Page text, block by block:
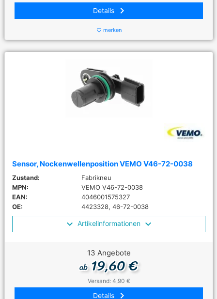
Details keyboard_arrow_right
favorite_border merken
Sensor, Nockenwellenposition VEMO V46-72-0038
Zustand:
Fabrikneu
MPN:
VEMO V46-72-0038
EAN:
4046001575327
OE:
4423328, 46-72-0038
Artikelinformationen
13 Angebote
ab19,60 €
Versand: 4,90 €
Details keyboard_arrow_right